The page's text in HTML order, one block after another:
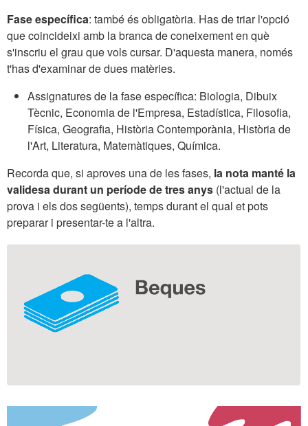
Fase específica: també és obligatòria. Has de triar l'opció
que coincideixi amb la branca de coneixement en què
s'inscriu el grau que vols cursar. D'aquesta manera, només
t'has d'examinar de dues matèries.
Assignatures de la fase específica: Biologia, Dibuix
Tècnic, Economia de l'Empresa, Estadística, Filosofia,
Física, Geografia, Història Contemporània, Història de
l'Art, Literatura, Matemàtiques, Química.
Recorda que, si aproves una de les fases, la nota manté la
validesa durant un període de tres anys (l'actual de la
prova i els dos següents), temps durant el qual et pots
preparar i presentar-te a l'altra.
Informació
complementària